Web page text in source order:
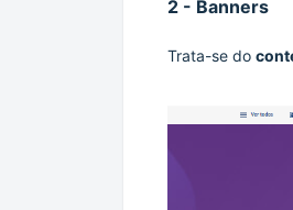
2 - Banners
Trata-se do